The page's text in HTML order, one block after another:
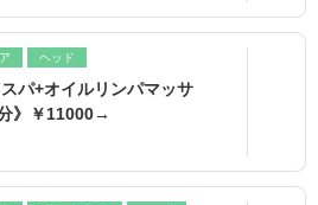
ヘッド
スパ+オイルリンパマッサ
》￥11000→